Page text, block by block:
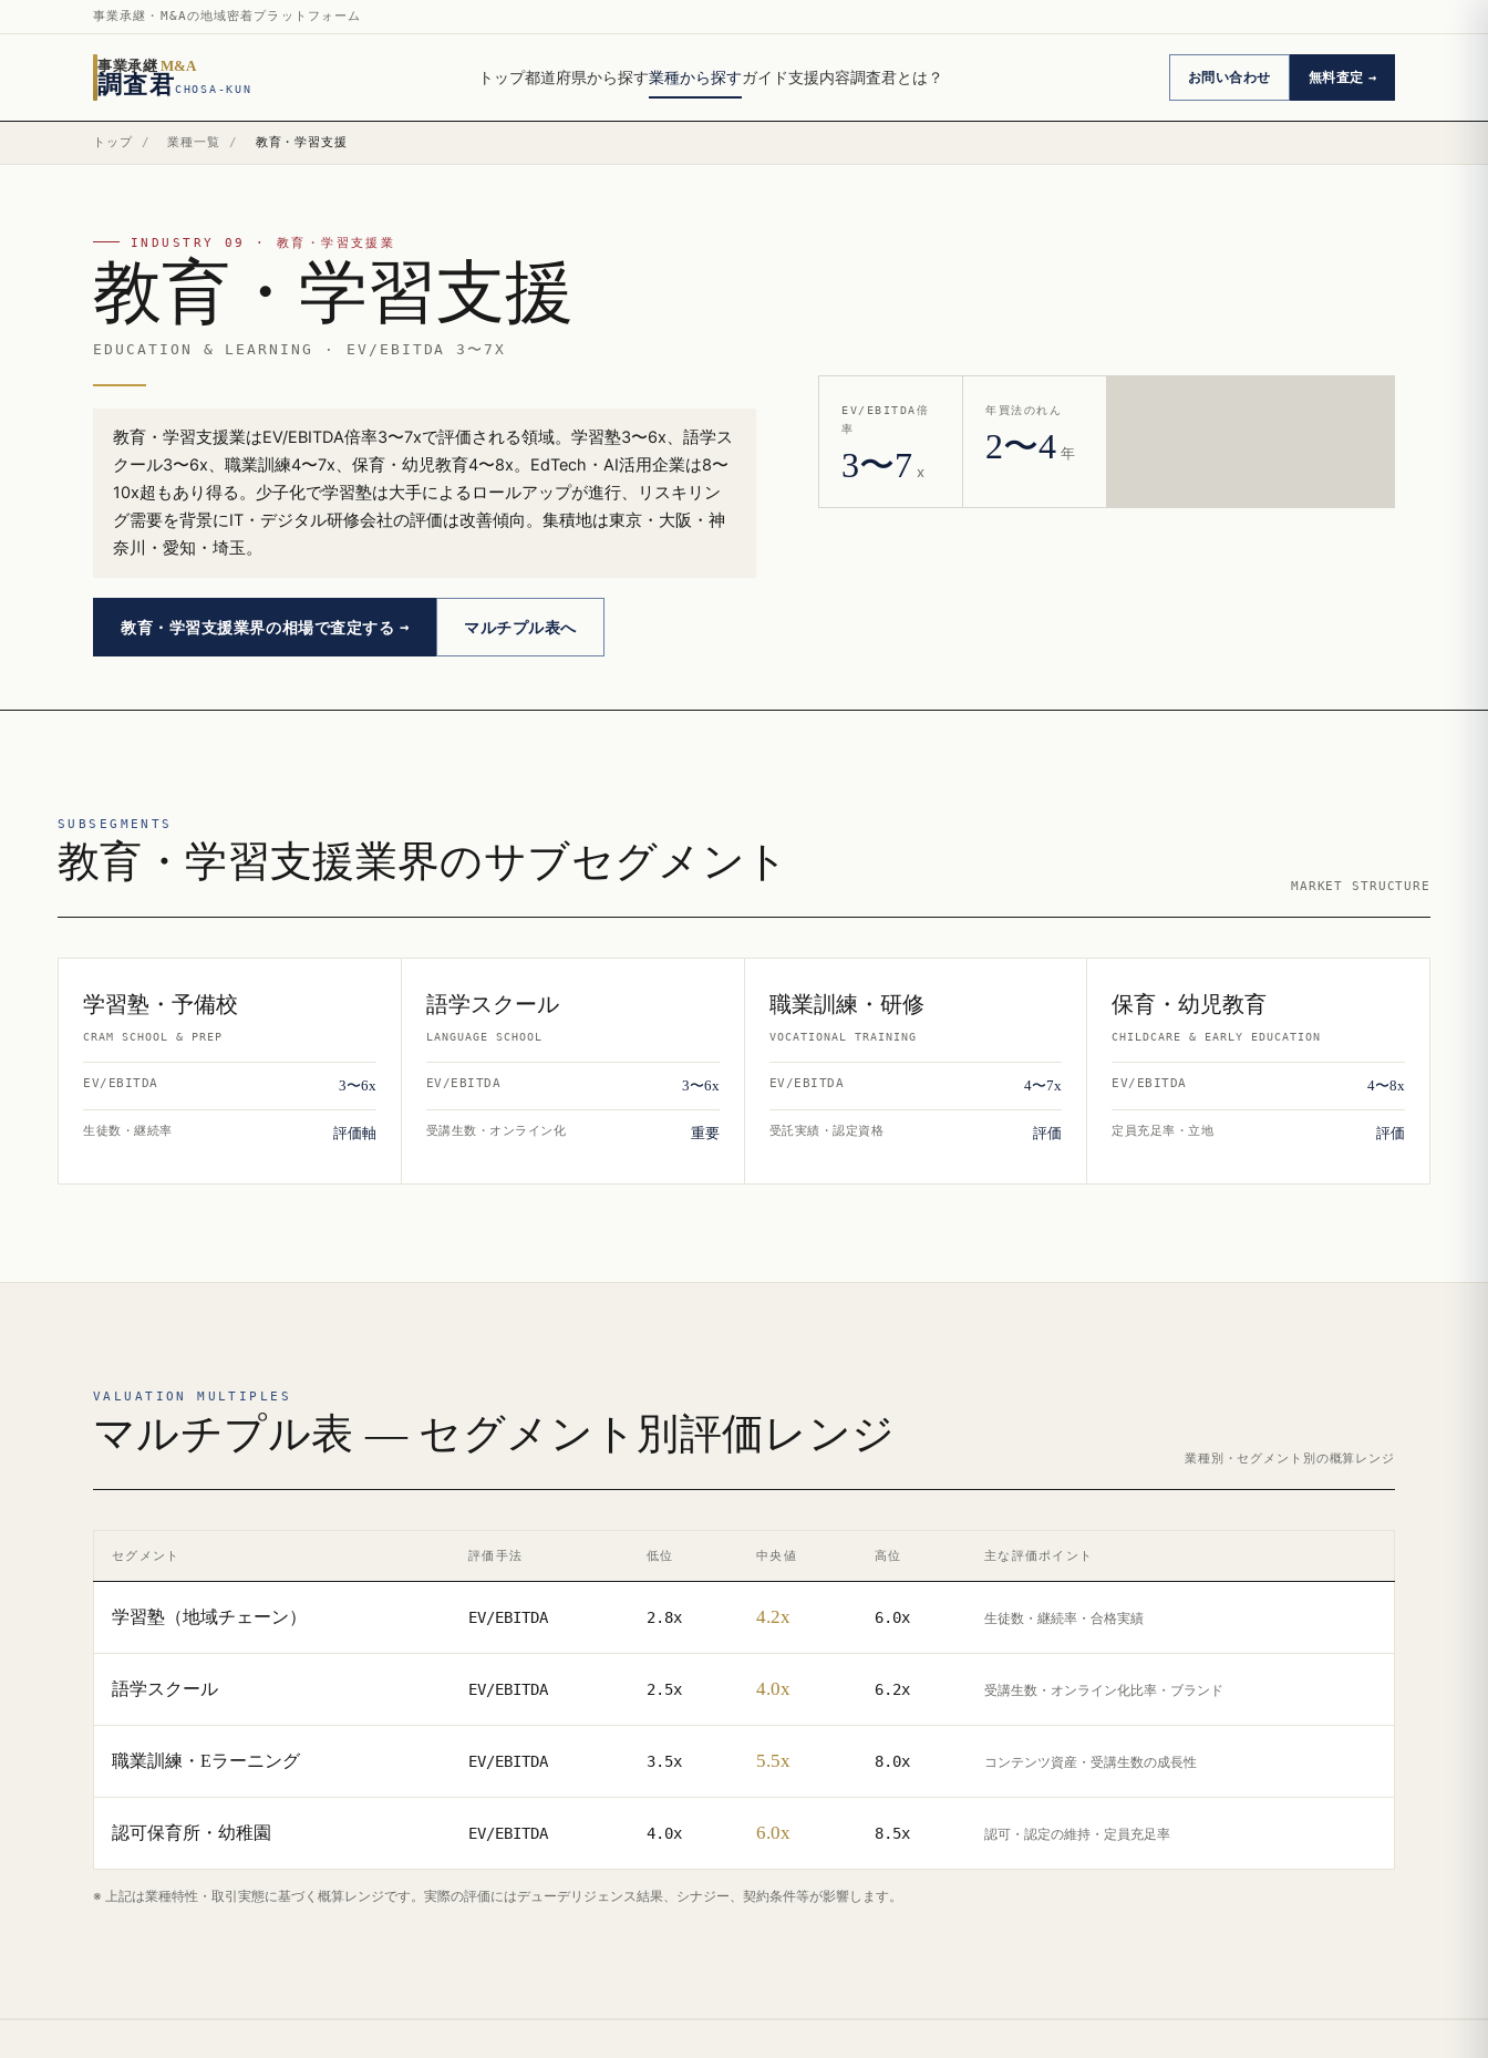
事業承継・M&Aの地域密着プラットフォーム
事業承継 M&A
調査君CHOSA-KUN
トップ都道府県から探す業種から探すガイド支援内容調査君とは？ お問い合わせ 無料査定
トップ / 業種一覧 / 教育・学習支援
INDUSTRY 09 · 教育・学習支援業
教育・学習支援
EDUCATION & LEARNING · EV/EBITDA 3〜7X
教育・学習支援業はEV/EBITDA倍率3〜7xで評価される領域。学習塾3〜6x、語学ス
クール3〜6x、職業訓練4〜7x、保育・幼児教育4〜8x。EdTech・AI活用企業は8〜
10x超もあり得る。少子化で学習塾は大手によるロールアップが進行、リスキリン
グ需要を背景にIT・デジタル研修会社の評価は改善傾向。集積地は東京・大阪・神
奈川・愛知・埼玉。
教育・学習支援業界の相場で査定する マルチプル表へ
EV/EBITDA倍
率
3〜7 x
年買法のれん
2〜4 年
SUBSEGMENTS
教育・学習支援業界のサブセグメント
MARKET STRUCTURE
学習塾・予備校
CRAM SCHOOL & PREP
EV/EBITDA 3〜6x
生徒数・継続率 評価軸
語学スクール
LANGUAGE SCHOOL
EV/EBITDA 3〜6x
受講生数・オンライン化 重要
職業訓練・研修
VOCATIONAL TRAINING
EV/EBITDA 4〜7x
受託実績・認定資格 評価
保育・幼児教育
CHILDCARE & EARLY EDUCATION
EV/EBITDA 4〜8x
定員充足率・立地 評価
VALUATION MULTIPLES
マルチプル表 — セグメント別評価レンジ
業種別・セグメント別の概算レンジ
セグメント 評価手法 低位 中央値 高位 主な評価ポイント
学習塾（地域チェーン） EV/EBITDA 2.8x 4.2x 6.0x 生徒数・継続率・合格実績
語学スクール EV/EBITDA 2.5x 4.0x 6.2x 受講生数・オンライン化比率・ブランド
職業訓練・Eラーニング EV/EBITDA 3.5x 5.5x 8.0x コンテンツ資産・受講生数の成長性
認可保育所・幼稚園 EV/EBITDA 4.0x 6.0x 8.5x 認可・認定の維持・定員充足率
※ 上記は業種特性・取引実態に基づく概算レンジです。実際の評価にはデューデリジェンス結果、シナジー、契約条件等が影響します。